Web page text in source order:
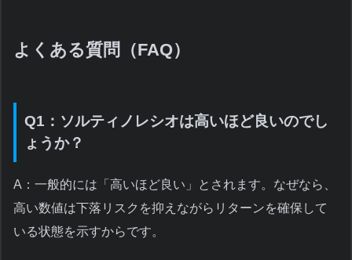
よくある質問（FAQ）
Q1：ソルティノレシオは高いほど良いのでし
ょうか？
A：一般的には「高いほど良い」とされます。なぜなら、
高い数値は下落リスクを抑えながらリターンを確保して
いる状態を示すからです。